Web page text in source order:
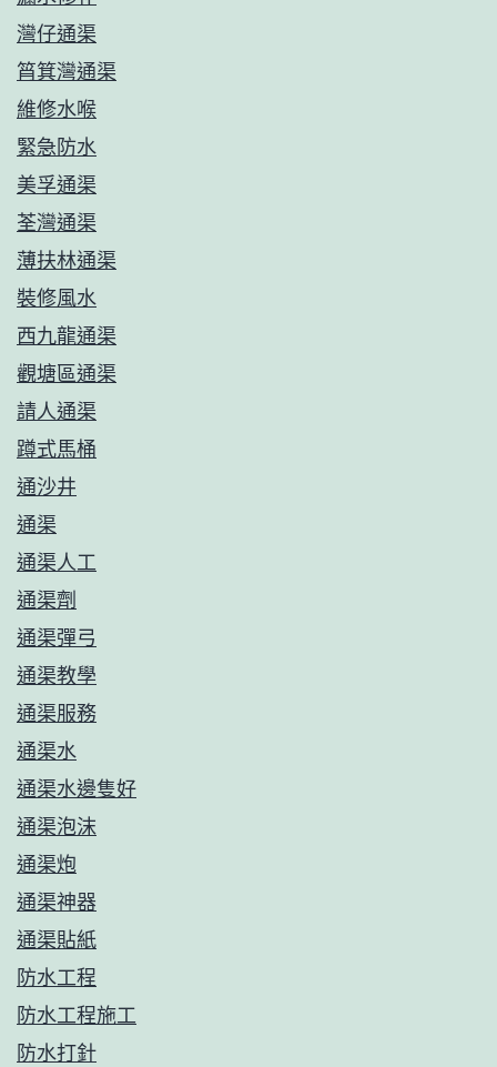
灣仔通渠
筲箕灣通渠
維修水喉
緊急防水
美孚通渠
荃灣通渠
薄扶林通渠
裝修風水
西九龍通渠
觀塘區通渠
請人通渠
蹲式馬桶
通沙井
通渠
通渠人工
通渠劑
通渠彈弓
通渠教學
通渠服務
通渠水
通渠水邊隻好
通渠泡沫
通渠炮
通渠神器
通渠貼紙
防水工程
防水工程施工
防水打針